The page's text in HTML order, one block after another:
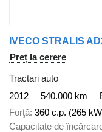
IVECO STRALIS
Preț la cerere
Tractari auto
2012
540.000 km
Forţă 360 c.p. (265
Capacitate de